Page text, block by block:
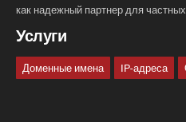
как надежный партнер для
Услуги
Доменные имена IP-адреса